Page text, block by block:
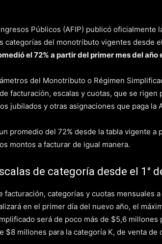
Públicos (AFIP) publicó oficialmente
categorías del monotributo vigentes desde
el 72% a partir del primer mes del año
del Monotributo o Régimen
facturación, escalas y cuotas, que se rigen
jubilados y otras asignaciones que paga la
promedio del 72% desde la tabla vigente a
montos a facturar de igual manera.
de categoría desde el 1°
facturación, categorías y cuotas mensuales
en el primer día del nuevo año, el
será de poco más de $5,6 millones
$8 millones para la categoría K, de venta de